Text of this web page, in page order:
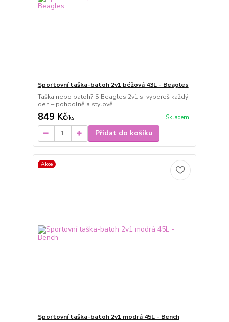
Sportovní taška-batoh 2v1 béžová 43L - Beagles
Taška nebo batoh? S Beagles 2v1 si vybereš každý
den – pohodlně a stylově.
849 Kč/ks Skladem
Přidat do košíku
Akce
Sportovní taška-batoh 2v1 modrá 45L - Bench